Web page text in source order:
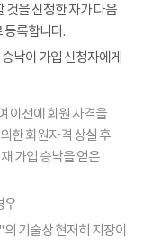
을 신청한 자가 다음
등록합니다.
낙이 가입 신청자에게
이전에 회원 자격을
한 회원자격 상실 후
가입 승낙을 얻은
우
기술상 현저히 지장이